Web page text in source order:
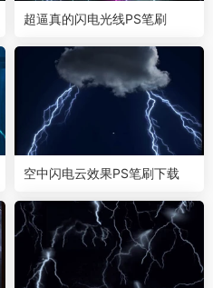
超逼真的闪电光线PS笔刷
空中闪电云效果PS笔刷下载